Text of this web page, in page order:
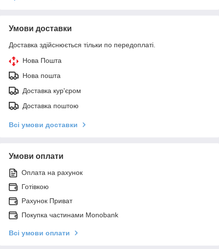
Умови доставки
Доставка здійснюється тільки по передоплаті.
Нова Пошта
Нова пошта
Доставка кур'єром
Доставка поштою
Всі умови доставки
Умови оплати
Оплата на рахунок
Готівкою
Рахунок Приват
Покупка частинами Monobank
Всі умови оплати